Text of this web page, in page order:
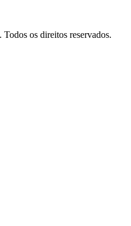
os direitos reservados.